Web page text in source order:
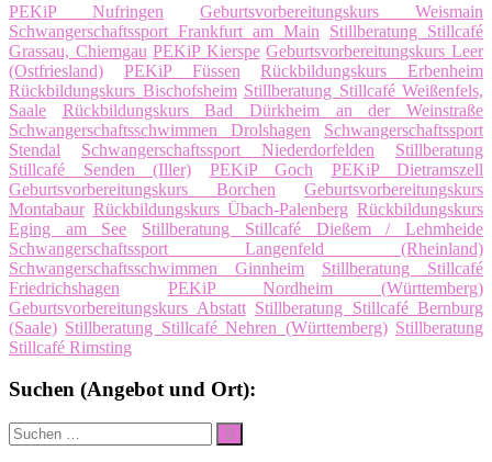
PEKiP Nufringen
Geburtsvorbereitungskurs Weismain
Schwangerschaftssport Frankfurt am Main
Stillberatung Stillcafé
Grassau, Chiemgau PEKiP Kierspe Geburtsvorbereitungskurs Leer
(Ostfriesland)
PEKiP Füssen
Rückbildungskurs Erbenheim
Rückbildungskurs Bischofsheim Stillberatung Stillcafé Weißenfels,
Saale
Rückbildungskurs Bad Dürkheim an der Weinstraße
Schwangerschaftsschwimmen Drolshagen
Schwangerschaftssport
Stendal
Schwangerschaftssport Niederdorfelden
Stillberatung
Stillcafé Senden (Iller)
PEKiP Goch
PEKiP Dietramszell
Geburtsvorbereitungskurs Borchen
Geburtsvorbereitungskurs
Montabaur Rückbildungskurs Übach-Palenberg Rückbildungskurs
Eging am See
Stillberatung Stillcafé Dießem / Lehmheide
Schwangerschaftssport Langenfeld (Rheinland)
Schwangerschaftsschwimmen Ginnheim
Stillberatung Stillcafé
Friedrichshagen
PEKiP Nordheim (Württemberg)
Geburtsvorbereitungskurs Abstatt Stillberatung Stillcafé Bernburg
(Saale) Stillberatung Stillcafé Nehren (Württemberg) Stillberatung
Stillcafé Rimsting
Suchen (Angebot und Ort):
Suche
nach:
Suchen